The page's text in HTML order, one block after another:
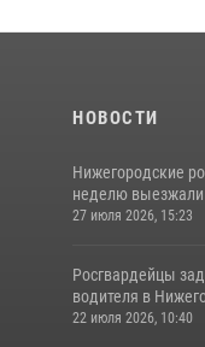
НОВОСТИ
Нижегородские
неделю выезжали
27 июля 2026, 15:23
Росгвардейцы
водителя в
22 июля 2026, 10:40